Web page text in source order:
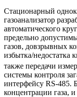
Стационарный
газоанализатор
автоматического
предельно
газов, довзрывных
избытка/недостатка
также передачи
системы контроля
интерфейсу RS-485.
концентрации газа,